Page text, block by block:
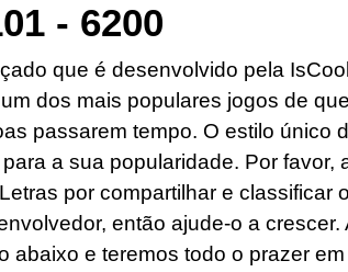
- 6200
que é desenvolvido pela
dos mais populares jogos de
passarem tempo. O estilo único
a sua popularidade. Por favor,
por compartilhar e classificar
então ajude-o a crescer.
e teremos todo o prazer